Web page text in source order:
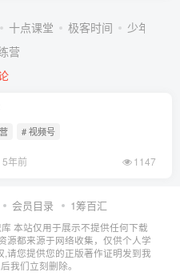
十点课堂 极客时间
少年得到
营
# 视频号
5年前 1147
会员目录 1筹百汇
本站仅用于展示不提供任何下载
源都来源于网络收集，仅供个人学
请您提供您的正版著作证明发到我
我们立刻删除。